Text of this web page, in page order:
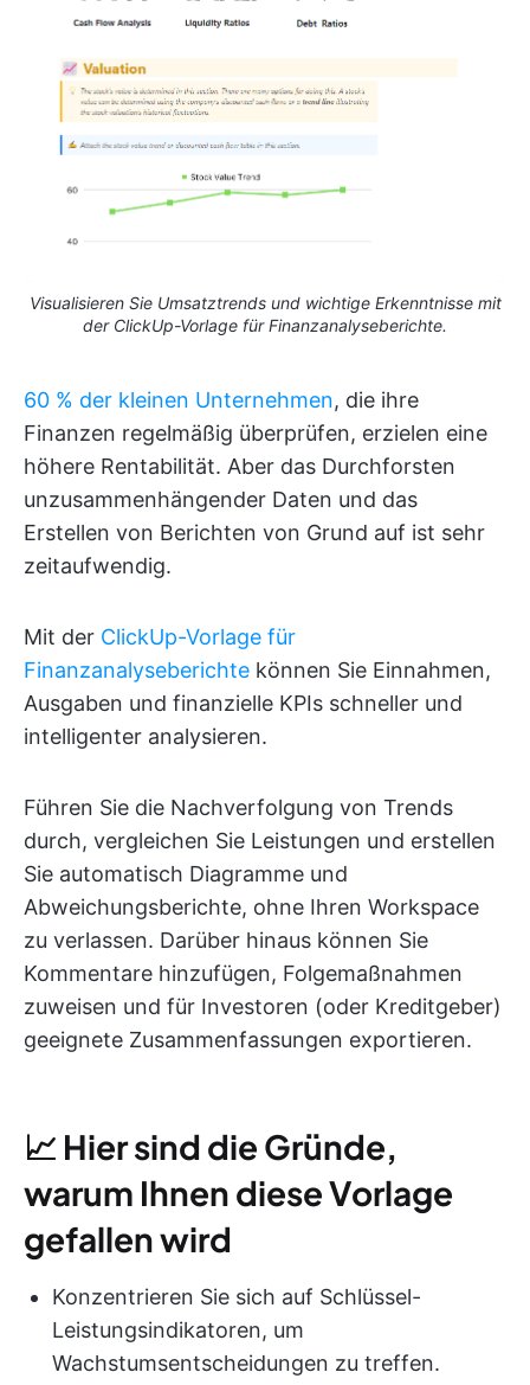
Visualisieren Sie Umsatztrends und wichtige Erkenntnisse mit
der ClickUp-Vorlage für Finanzanalyseberichte.
60 % der kleinen Unternehmen, die ihre
Finanzen regelmäßig überprüfen, erzielen eine
höhere Rentabilität. Aber das Durchforsten
unzusammenhängender Daten und das
Erstellen von Berichten von Grund auf ist sehr
zeitaufwendig.
Mit der ClickUp-Vorlage für
Finanzanalyseberichte können Sie Einnahmen,
Ausgaben und finanzielle KPIs schneller und
intelligenter analysieren.
Führen Sie die Nachverfolgung von Trends
durch, vergleichen Sie Leistungen und erstellen
Sie automatisch Diagramme und
Abweichungsberichte, ohne Ihren Workspace
zu verlassen. Darüber hinaus können Sie
Kommentare hinzufügen, Folgemaßnahmen
zuweisen und für Investoren (oder Kreditgeber)
geeignete Zusammenfassungen exportieren.
📈 Hier sind die Gründe,
warum Ihnen diese Vorlage
gefallen wird
Konzentrieren Sie sich auf Schlüssel-
Leistungsindikatoren, um
Wachstumsentscheidungen zu treffen.